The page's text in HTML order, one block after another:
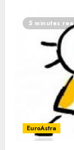
5 minutes
EuroAstra